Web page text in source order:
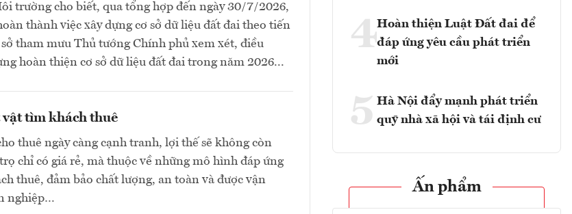
trường cho biết, qua tổng hợp đến ngày 30/7/2026,
thành việc xây dựng cơ sở dữ liệu đất đai theo tiến
sở tham mưu Thủ tướng Chính phủ xem xét, điều
hoàn thiện cơ sở dữ liệu đất đai trong năm 2026...
tìm khách thuê
thuê ngày càng cạnh tranh, lợi thế sẽ không còn
chỉ có giá rẻ, mà thuộc về những mô hình đáp ứng
thuê, đảm bảo chất lượng, an toàn và được vận
nghiệp…
4Hoàn thiện Luật Đất đai để
đáp ứng yêu cầu phát triển
mới
5 Hà Nội đẩy mạnh phát triển
quỹ nhà xã hội và tái định cư
Ấn phẩm